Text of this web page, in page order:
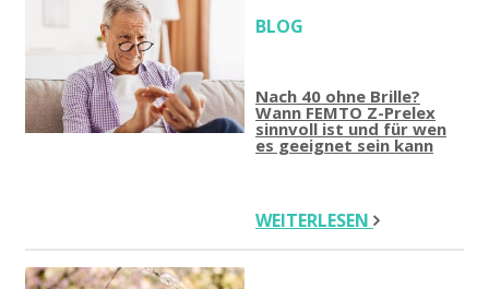
BLOG
Nach 40 ohne Brille?
Wann FEMTO Z-Prelex
sinnvoll ist und für wen
es geeignet sein kann
WEITERLESEN